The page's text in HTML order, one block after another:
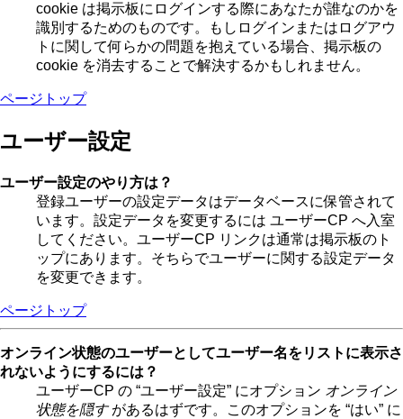
cookie は掲示板にログインする際にあなたが誰なのかを
識別するためのものです。もしログインまたはログアウ
トに関して何らかの問題を抱えている場合、掲示板の
cookie を消去することで解決するかもしれません。
ページトップ
ユーザー設定
ユーザー設定のやり方は？
登録ユーザーの設定データはデータベースに保管されて
います。設定データを変更するには ユーザーCP へ入室
してください。ユーザーCP リンクは通常は掲示板のト
ップにあります。そちらでユーザーに関する設定データ
を変更できます。
ページトップ
オンライン状態のユーザーとしてユーザー名をリストに表示さ
れないようにするには？
ユーザーCP の “ユーザー設定” にオプション オンライン
状態を隠すがあるはずです。このオプションを “はい” に